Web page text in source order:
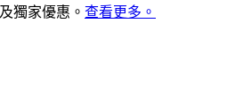
獨家優惠。 查看更多。